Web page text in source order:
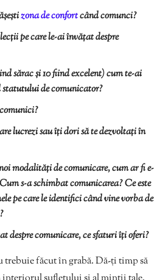
zona de confortcând comunci?
pe care le-ai învățat despre
sărac și 10 fiind excelent) cum te-ai
statutului de comunicator?
lucrezi sau îți dori să te dezvoltați în
modalități de comunicare, cum ar fi e-
s-a schimbat comunicarea? Ce este
pe care le identifici când vine vorba de
despre comunicare, ce sfaturi îți oferi?
trebuie făcut în grabă. Dă-ți timp să